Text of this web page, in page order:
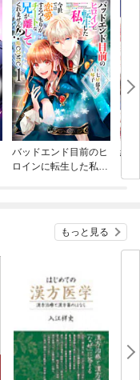
バッドエンド目前のヒ
ロインに転生した私、
結
もっと見る